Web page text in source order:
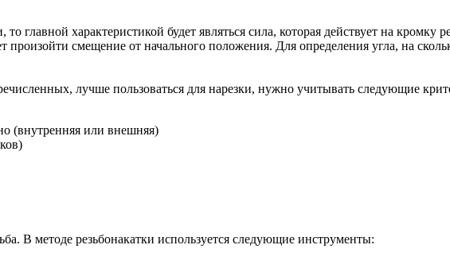
главной характеристикой будет являться сила, которая действует на кромку
смещение от начального положения. Для определения угла, на
лучше пользоваться для нарезки, нужно учитывать следующие
(внутренняя или внешняя)
В методе резьбонакатки используется следующие инструменты: